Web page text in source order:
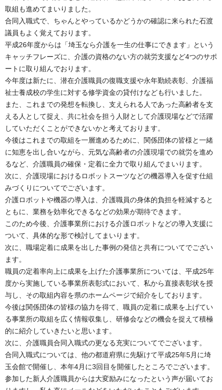
取組も進めてまいりました。
合同入職式で、ちゃんとやっているかどうかの確認に来られた石渡
議員もよく覚えております。
平成26年度からは「埼玉なら介護を一生の仕事にできます」という
キャッチフレーズに、介護の資格のない方の就労支援など4つのサポ
ートに取り組んでおります。
今年度は新たに、潜在介護職員の復職支援や永年勤続表彰、介護福
祉士養成校の学生に対する修学資金の貸付けなども行いました。
また、これまでの発想を転換し、支えられる人であった高齢者を支
える人として捉え、共に社会を担う人財として介護現場などで活躍
していただくことができないかと考えております。
今後はこれまでの取組を一層進めるために、関係団体の皆様と一緒
に知恵を出し合いながら、元気な高齢者の介護現場での就労を進め
るなど、介護職員の確保・定着に全力で取り組んでまいります。
次に、介護現場におけるロボットスーツなどの機器導入を促す仕組
みづくりについてでございます。
介護ロボットや機器の導入は、介護職員の身体的負担を軽減すると
ともに、業務を効率化できるなどの効果が期待できます。
このため今後、介護事業所における介護ロボットなどの導入支援に
ついて、具体的な形で検討してまいります。
次に、職場定着に成果を出した事例の発信と共有についてでござい
ます。
職員の定着率向上に成果を上げた介護事業所については、平成25年
度から実施している事業所表彰式において、私から直接表彰状を授
与し、その取組内容を県のホームページで紹介をしております。
今後は関係団体の皆様の協力を得て、職員の定着に成果を上げてい
る事業所の取組を広く情報収集し、研修会などの機会を捉えて積極
的に紹介していきたいと思います。
次に、介護職員合同入職式の更なる充実についてでございます。
合同入職式については、他の都道府県に先駆けて平成25年5月に埼
玉会館で開催し、本年4月に3回目を開催したところでございます。
参加した新人介護職員からは大変励みになったという声が届いてお